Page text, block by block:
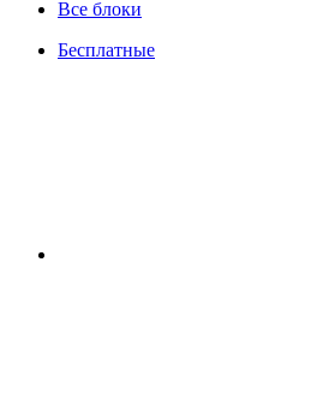
Все блоки
Бесплатные